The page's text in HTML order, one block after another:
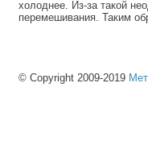
холоднее. Из-за такой
перемешивания. Таким
© Copyright 2009-2019